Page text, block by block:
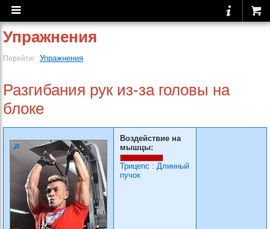
Упражнения
Перейти: Упражнения
Разгибания рук из-за головы на
блоке
Воздействие на
мышцы:
Трицепс : Длинный
пучок